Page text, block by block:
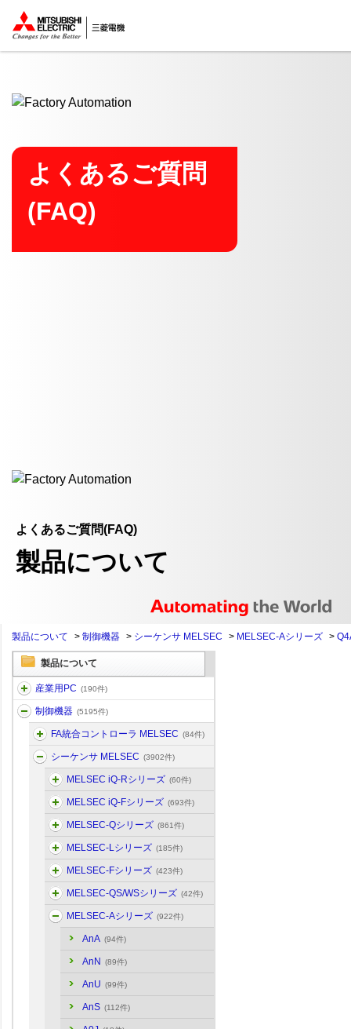
ここから本文
よくあるご質問
(FAQ)
よくあるご質問(FAQ)
製品について
製品について > 制御機器 > シーケンサ MELSEC > MELSEC-Aシリーズ >
製品について
産業用PC (190件)
制御機器 (5195件)
FA統合コントローラ MELSEC (84件)
シーケンサ MELSEC (3902件)
MELSEC iQ-Rシリーズ (60件)
MELSEC iQ-Fシリーズ (693件)
MELSEC-Qシリーズ (861件)
MELSEC-Lシリーズ (185件)
MELSEC-Fシリーズ (423件)
MELSEC-QS/WSシリーズ (42件)
MELSEC-Aシリーズ (922件)
AnA (94件)
AnN (89件)
AnU (99件)
AnS (112件)